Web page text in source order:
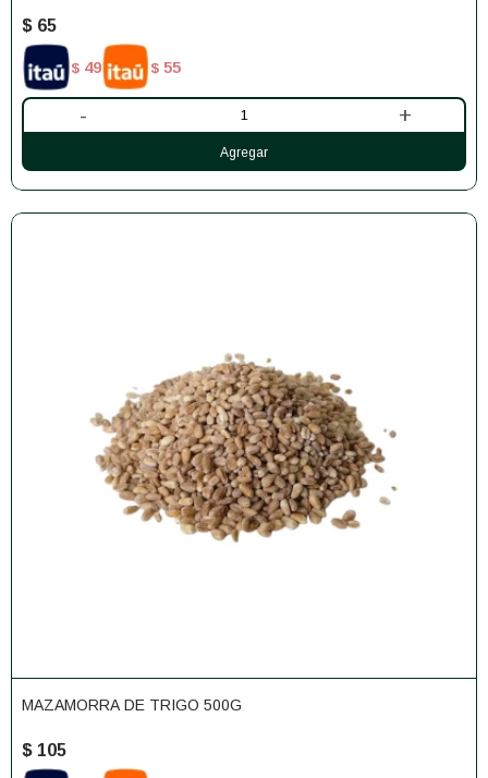
$ 65
$ 49 $ 55
- +
MAZAMORRA DE TRIGO 500G
$ 105